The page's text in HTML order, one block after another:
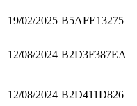
19/02/2025 B5AFE13275
12/08/2024 B2D3F387EA
12/08/2024 B2D411D826